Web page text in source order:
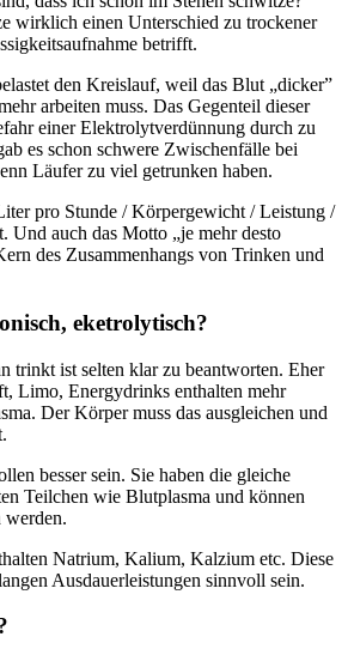
wirklich einen Unterschied zu trockener
betrifft.
den Kreislauf, weil das Blut „dicker”
arbeiten muss. Das Gegenteil dieser
einer Elektrolytverdünnung durch zu
es schon schwere Zwischenfälle bei
Läufer zu viel getrunken haben.
pro Stunde / Körpergewicht / Leistung /
Und auch das Motto „je mehr desto
des Zusammenhangs von Trinken und
eketrolytisch?
trinkt ist selten klar zu beantworten. Eher
Limo, Energydrinks enthalten mehr
Der Körper muss das ausgleichen und
besser sein. Sie haben die gleiche
Teilchen wie Blutplasma und können
werden.
Natrium, Kalium, Kalzium etc. Diese
Ausdauerleistungen sinnvoll sein.